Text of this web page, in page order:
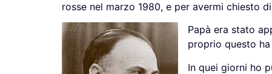
rosse nel marzo 1980, e per avermi chiesto
Papà era stato
proprio questo
In quei giorni ho